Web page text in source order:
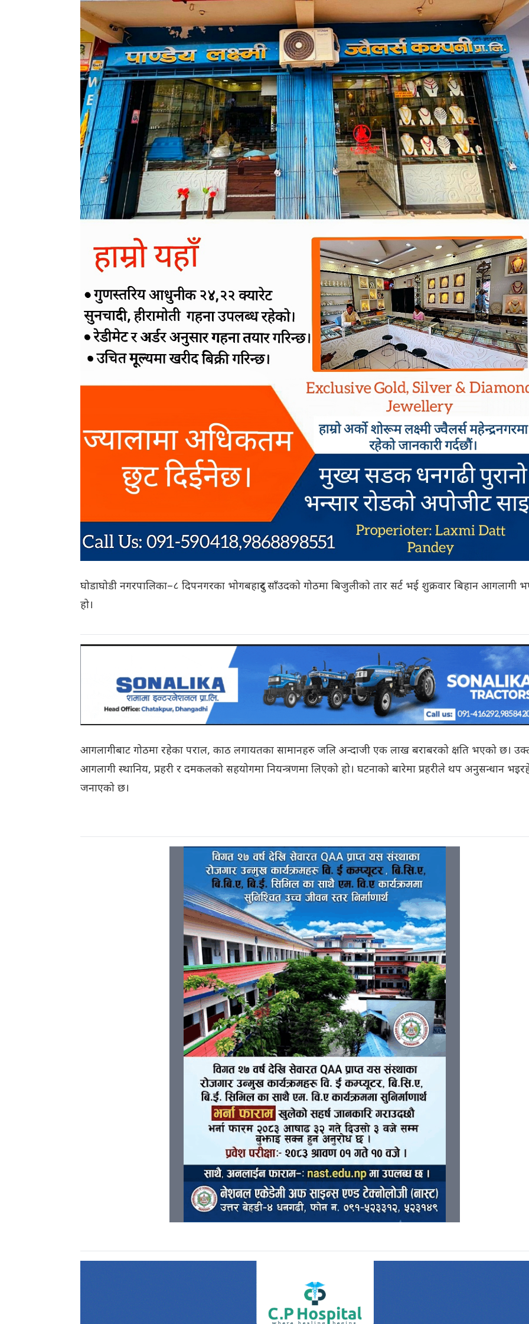
घोडाघोडी नगरपालिका–८ दिपनगरका भोगबहादुर साँउदको गोठमा बिजुलीको तार सर्ट भई शुक्रवार बिहान आगलागी
हो।
आगलागीबाट गोठमा रहेका पराल, काठ लगायतका सामानहरु जलि अन्दाजी एक लाख बराबरको क्षति भएको छ।
आगलागी स्थानिय, प्रहरी र दमकलको सहयोगमा नियन्त्रणमा लिएको हो। घटनाको बारेमा प्रहरीले थप अनुसन्धान
जनाएको छ।